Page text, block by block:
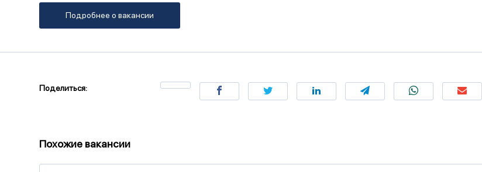
Подробнее о вакансии
Поделиться:
Похожие вакансии